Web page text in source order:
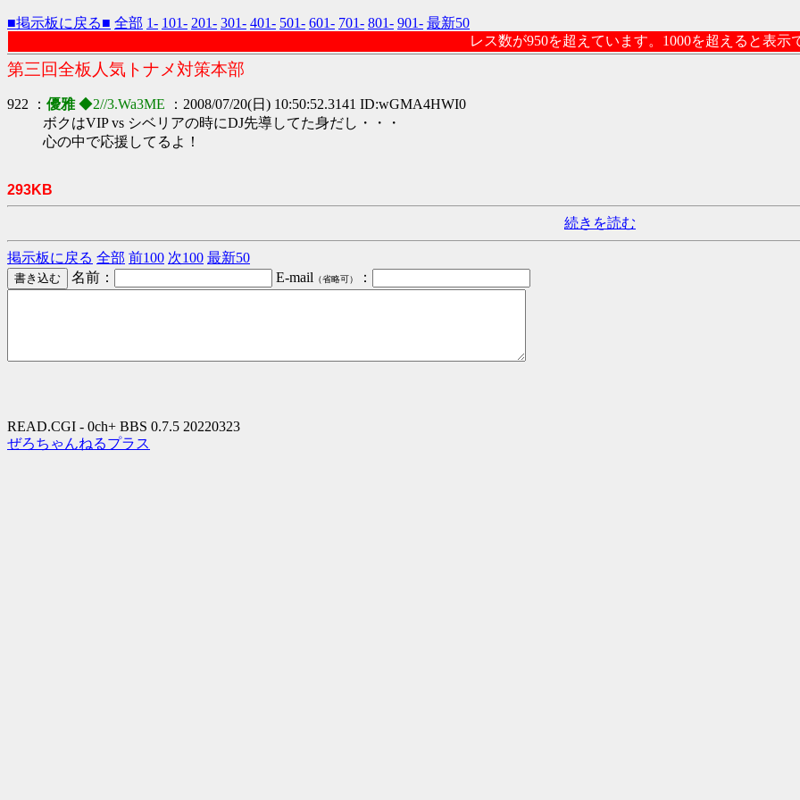
■掲示板に戻る■ 全部 1- 101- 201- 301- 401- 501- 601- 701- 801- 901- 最新50
レス数が950を超えています。1000を超えると表示
第三回全板人気トナメ対策本部
922 ： 優雅◆2//3.Wa3ME
：2008/07/20(日) 10:50:52.3141 ID:wGMA4HWI0
ボクはVIP vs シベリアの時にDJ先導してた身だし・・・
心の中で応援してるよ！
293KB
続きを読む
掲示板に戻る 全部 前100 次100 最新50
名前：
E-mail （省略可） ：
READ.CGI - 0ch+ BBS 0.7.5 20220323
ぜろちゃんねるプラス